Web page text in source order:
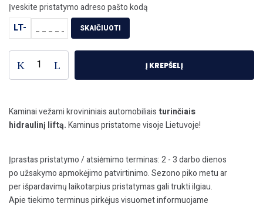
Įveskite pristatymo adreso pašto kodą
LT-
SKAIČIUOTI
kiekis:
Kaminas
Ø200+2V
Į KREPŠELĮ
Kaminai vežami krovininiais automobiliais turinčiais
hidraulinį liftą.Kaminus pristatome visoje Lietuvoje!
Įprastas pristatymo / atsiėmimo terminas: 2 - 3 darbo dienos
po užsakymo apmokėjimo patvirtinimo. Sezono piko metu ar
per išpardavimų laikotarpius pristatymas gali trukti ilgiau.
Apie tiekimo terminus pirkėjus visuomet informuojame